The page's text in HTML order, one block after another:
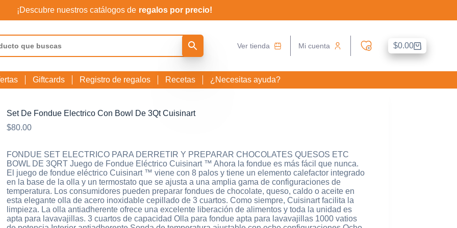
¡Descubre nuestros catálogos de regalos por precio!
Ver tienda Mi cuenta
Carro
de
$0.00
Giftcards Registro de regalos Recetas ¿Necesitas ayuda?
Set De Fondue Electrico Con Bowl De 3Qt Cuisinart
$80.00
FONDUE SET ELECTRICO PARA DERRETIR Y PREPARAR CHOCOLATES QUESOS ETC
BOWL DE 3QRT Juego de Fondue Eléctrico Cuisinart ™ Ahora la fondue es más fácil que nunca.
El juego de fondue eléctrico Cuisinart ™ viene con 8 palos y tiene un elemento calefactor integrado
en la base de la olla y un termostato que se ajusta a una amplia gama de configuraciones de
temperatura. Los consumidores pueden preparar fondues de chocolate, queso, caldo o aceite en
esta elegante olla de acero inoxidable cepillado de 3 cuartos. Como siempre, Cuisinart facilita la
limpieza. La olla antiadherente ofrece una excelente liberación de alimentos y toda la unidad es
apta para lavavajillas. 3 cuartos de capacidad Olla para fondue apta para lavavajillas 1000 vatios